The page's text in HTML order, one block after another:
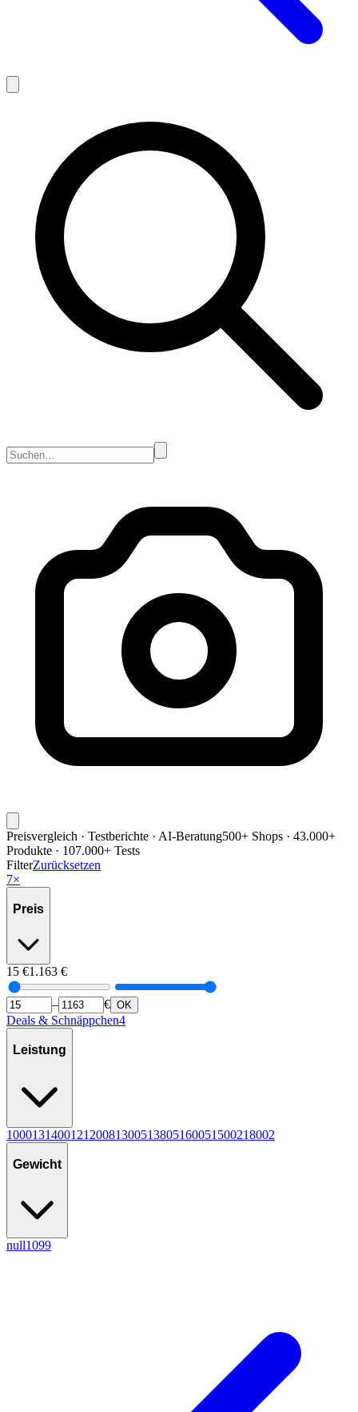
Preisvergleich · Testberichte · AI-Beratung500+ Shops · 43.000+
Produkte · 107.000+ Tests
FilterZurücksetzen
7×
Preis
15 €1.163 €
– € OK
Deals & Schnäppchen4
Leistung
100013140012120081300513805160051500218002
Gewicht
null1099